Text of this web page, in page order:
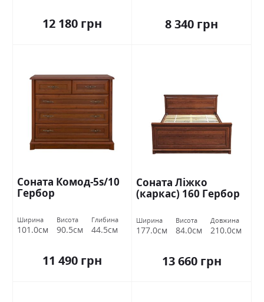
12 180 грн 8 340 грн
Соната Комод-5s/10
Гербор
Ширина
101.0см
Висота
90.5см
Глибина
44.5см
11 490 грн
Соната Ліжко
(каркас) 160 Гербор
Ширина
177.0см
Висота
84.0см
Довжина
210.0см
13 660 грн